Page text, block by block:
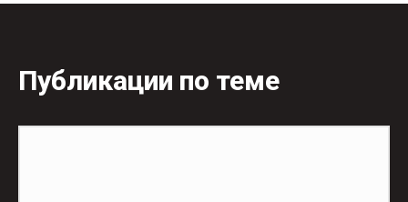
Публикации по теме